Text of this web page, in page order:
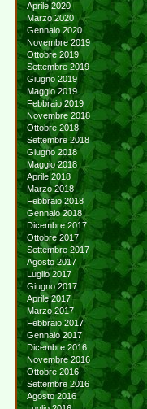
Aprile 2020
Marzo 2020
Gennaio 2020
Novembre 2019
Ottobre 2019
Settembre 2019
Giugno 2019
Maggio 2019
Febbraio 2019
Novembre 2018
Ottobre 2018
Settembre 2018
Giugno 2018
Maggio 2018
Aprile 2018
Marzo 2018
Febbraio 2018
Gennaio 2018
Dicembre 2017
Ottobre 2017
Settembre 2017
Agosto 2017
Luglio 2017
Giugno 2017
Aprile 2017
Marzo 2017
Febbraio 2017
Gennaio 2017
Dicembre 2016
Novembre 2016
Ottobre 2016
Settembre 2016
Agosto 2016